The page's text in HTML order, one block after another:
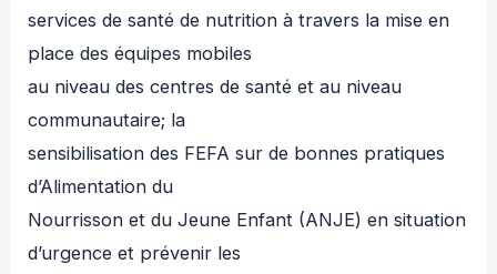
services de santé de nutrition à travers la mise en
place des équipes mobiles
au niveau des centres de santé et au niveau
communautaire; la
sensibilisation des FEFA sur de bonnes pratiques
d’Alimentation du
Nourrisson et du Jeune Enfant (ANJE) en situation
d’urgence et prévenir les